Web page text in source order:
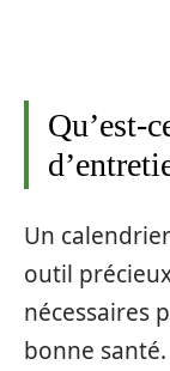
Qu’est-
Un
outil
nécessaires
bonne